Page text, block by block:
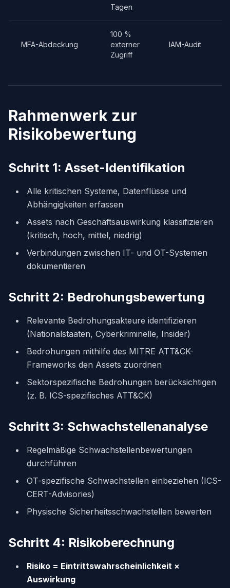
Tagen
MFA-Abdeckung
100 %
externer
Zugriff
IAM-Audit
Rahmenwerk zur
Risikobewertung
Schritt 1: Asset-Identifikation
Alle kritischen Systeme, Datenflüsse und
Abhängigkeiten erfassen
Assets nach Geschäftsauswirkung klassifizieren
(kritisch, hoch, mittel, niedrig)
Verbindungen zwischen IT- und OT-Systemen
dokumentieren
Schritt 2: Bedrohungsbewertung
Relevante Bedrohungsakteure identifizieren
(Nationalstaaten, Cyberkriminelle, Insider)
Bedrohungen mithilfe des MITRE ATT&CK-
Frameworks den Assets zuordnen
Sektorspezifische Bedrohungen berücksichtigen
(z. B. ICS-spezifisches ATT&CK)
Schritt 3: Schwachstellenanalyse
Regelmäßige Schwachstellenbewertungen
durchführen
OT-spezifische Schwachstellen einbeziehen (ICS-
CERT-Advisories)
Physische Sicherheitsschwachstellen bewerten
Schritt 4: Risikoberechnung
Risiko = Eintrittswahrscheinlichkeit ×
Auswirkung